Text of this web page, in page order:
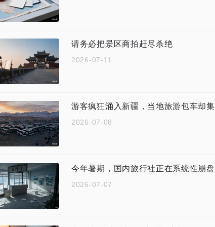
请务必把景区商拍赶尽杀绝
2026-07-11
游客疯狂涌入新疆，当地旅游包车却
2026-07-08
今年暑期，国内旅行社正在系统性崩盘
2026-07-07